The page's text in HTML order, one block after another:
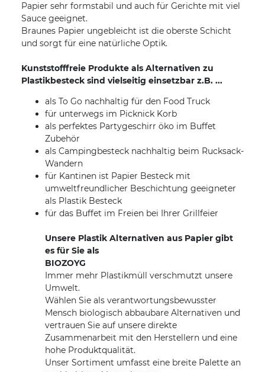
Papier sehr formstabil und auch für Gerichte mit viel
Sauce geeignet.
Braunes Papier ungebleicht ist die oberste Schicht
und sorgt für eine natürliche Optik.
Kunststofffreie Produkte als Alternativen zu
Plastikbesteck sind vielseitig einsetzbar z.B. ...
als To Go nachhaltig für den Food Truck
für unterwegs im Picknick Korb
als perfektes Partygeschirr öko im Buffet
Zubehör
als Campingbesteck nachhaltig beim Rucksack-
Wandern
für Kantinen ist Papier Besteck mit
umweltfreundlicher Beschichtung geeigneter
als Plastik Besteck
für das Buffet im Freien bei Ihrer Grillfeier
Unsere Plastik Alternativen aus Papier gibt
es für Sie als
BIOZOYG
Immer mehr Plastikmüll verschmutzt unsere
Umwelt.
Wählen Sie als verantwortungsbewusster
Mensch biologisch abbaubare Alternativen und
vertrauen Sie auf unsere direkte
Zusammenarbeit mit den Herstellern und eine
hohe Produktqualität.
Unser Sortiment umfasst eine breite Palette an